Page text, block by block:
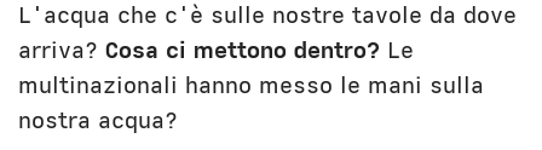
L'acqua che c'è sulle nostre tavole da dove
arriva? Cosa ci mettono dentro? Le
multinazionali hanno messo le mani sulla
nostra acqua?